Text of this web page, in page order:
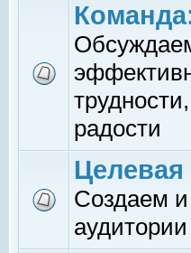
трудности,
радости
Целевая
Создаем и
аудитории